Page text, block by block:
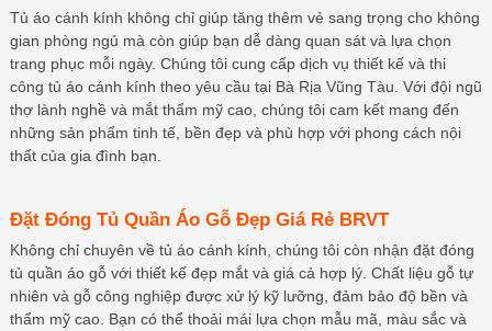
Tủ áo cánh kính không chỉ giúp tăng thêm vẻ sang trọng cho không
gian phòng ngủ mà còn giúp bạn dễ dàng quan sát và lựa chọn
trang phục mỗi ngày. Chúng tôi cung cấp dịch vụ thiết kế và thi
công tủ áo cánh kính theo yêu cầu tại Bà Rịa Vũng Tàu. Với đội ngũ
thợ lành nghề và mắt thẩm mỹ cao, chúng tôi cam kết mang đến
những sản phẩm tinh tế, bền đẹp và phù hợp với phong cách nội
thất của gia đình bạn.
Đặt Đóng Tủ Quần Áo Gỗ Đẹp Giá Rẻ BRVT
Không chỉ chuyên về tủ áo cánh kính, chúng tôi còn nhận đặt đóng
tủ quần áo gỗ với thiết kế đẹp mắt và giá cả hợp lý. Chất liệu gỗ tự
nhiên và gỗ công nghiệp được xử lý kỹ lưỡng, đảm bảo độ bền và
thẩm mỹ cao. Bạn có thể thoải mái lựa chọn mẫu mã, màu sắc và